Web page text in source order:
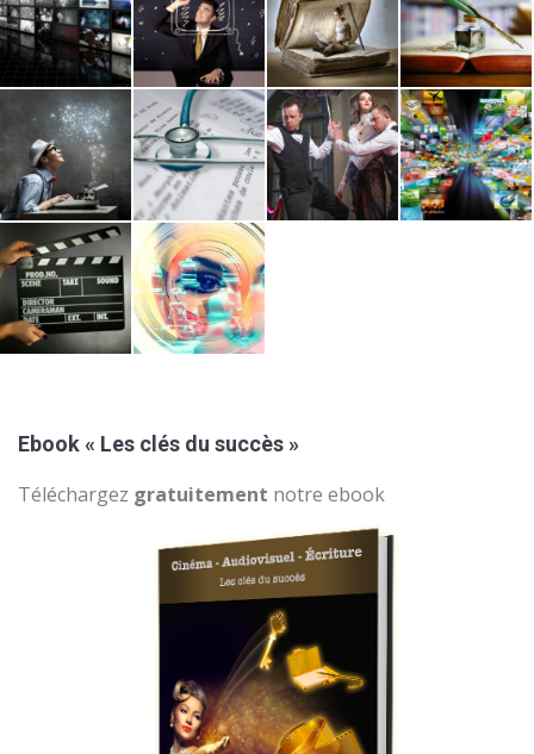
Ebook « Les clés du succès »
Téléchargez gratuitement notre ebook